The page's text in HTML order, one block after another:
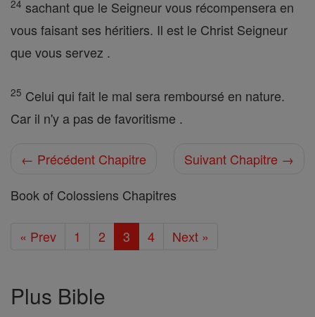
24 sachant que le Seigneur vous récompensera en
vous faisant ses héritiers. Il est le Christ Seigneur
que vous servez .
25 Celui qui fait le mal sera remboursé en nature.
Car il n'y a pas de favoritisme .
← Précédent Chapitre
Suivant Chapitre →
Book of Colossiens Chapitres
« Prev 1 2 3 4 Next »
Plus Bible